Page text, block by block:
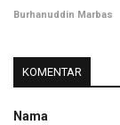
Burhanuddin Marbas
KOMENTAR
Nama